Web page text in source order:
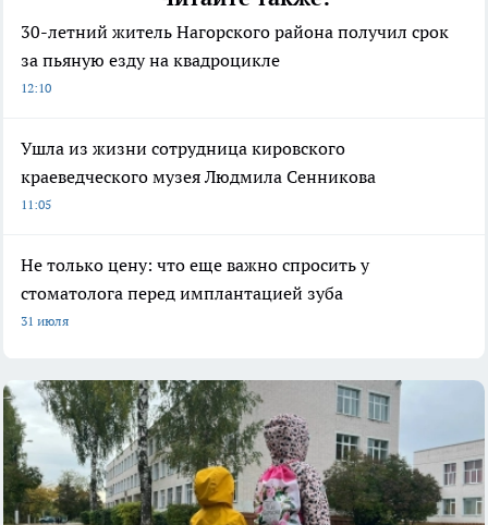
30-летний житель Нагорского района получил срок
за пьяную езду на квадроцикле
12:10
Ушла из жизни сотрудница кировского
краеведческого музея Людмила Сенникова
11:05
Не только цену: что еще важно спросить у
стоматолога перед имплантацией зуба
31 июля